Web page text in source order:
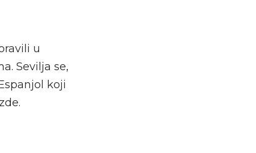
u
Sevilja se,
koji